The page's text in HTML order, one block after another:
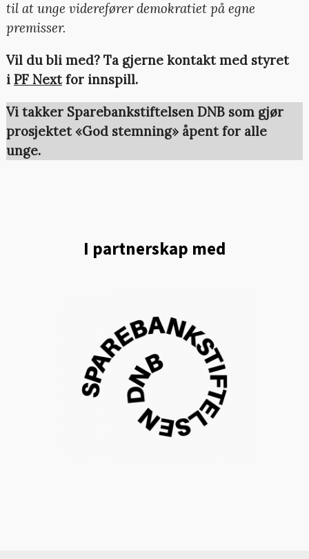
til at unge viderefører demokratiet på egne
premisser.
Vil du bli med? Ta gjerne kontakt med styret
i PF Next for innspill.
Vi takker Sparebankstiftelsen DNB som gjør
prosjektet «God stemning» åpent for alle
unge.
I partnerskap med